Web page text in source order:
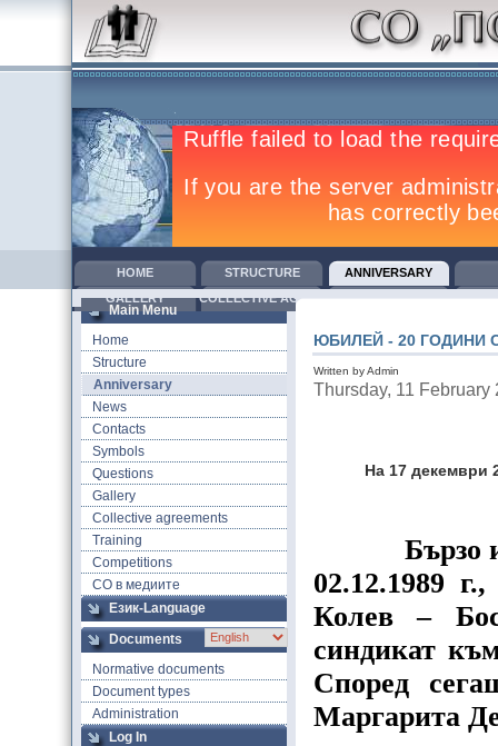
HOME STRUCTURE ANNIVERSARY
GALLERY
COLLECTIVE AGREEMENTSTRAINING
Main Menu
Home
Structure
Anniversary
News
Contacts
Symbols
Questions
Gallery
Collective agreements
Training
Competitions
СО в медиите
Език-Language
Documents
Normative documents
Document types
Administration
Log In
ЮБИЛЕЙ - 20 ГОДИНИ
Written by Admin
Thursday, 11 February
На 17 декември
Бързо
02.12.1989
Колев –
синдикат
Според
Маргарита